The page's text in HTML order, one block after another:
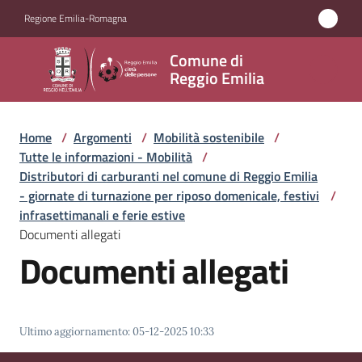
Regione Emilia-Romagna
Comune di
Reggio Emilia
Comune
di
Reggio
Emilia
Amministrazione
Servizi
Novità
Vivere
Reggio
Home / Argomenti / Mobilità sostenibile /
Tutte le informazioni - Mobilità /
Distributori di carburanti nel comune di Reggio Emilia
- giornate di turnazione per riposo domenicale, festivi
infrasettimanali e ferie estive
/
Documenti allegati
Documenti allegati
Ultimo aggiornamento:05-12-2025 10:33